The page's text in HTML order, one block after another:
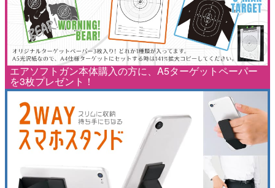
エアソフトガン本体購入の方に、A5ターゲットペーパー
を3枚プレゼント！